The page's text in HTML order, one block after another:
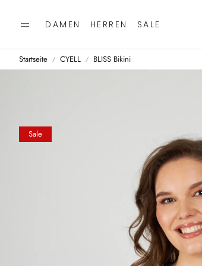
DAMEN HERREN SALE
Startseite CYELL BLISS Bikini
Sale